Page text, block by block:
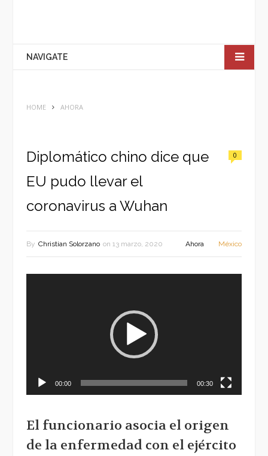
NAVIGATE
HOME AHORA
Diplomático chino dice que
EU pudo llevar el
coronavirus a Wuhan
0
By Christian Solorzano on 13 marzo, 2020 Ahora México
00:00 00:30
El funcionario asocia el origen
de la enfermedad con el ejército